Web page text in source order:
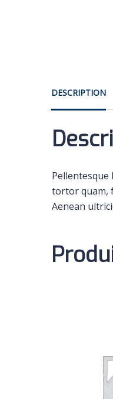
DESCRIPTION
tortor quam,
Aenean